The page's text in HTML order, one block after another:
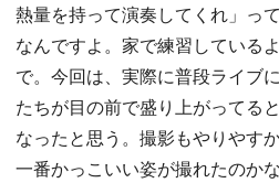
熱量を持って演奏してくれ」っ
なんですよ。家で練習している
で。今回は、実際に普段ライブ
たちが目の前で盛り上がってる
なったと思う。撮影もやりやす
一番かっこいい姿が撮れたのか